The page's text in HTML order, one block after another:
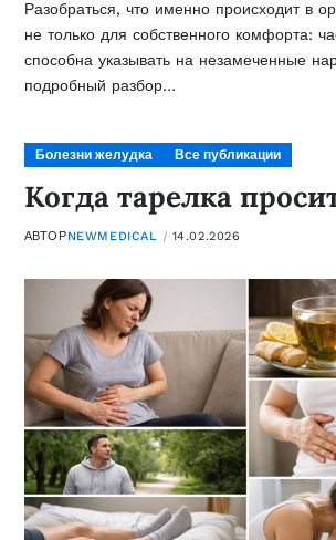
Разобраться, что именно происходит в
не только для собственного комфорта:
способна указывать на незамеченные
подробный разбор…
Болезни желудка Все публикации
Когда тарелка
АВТОРNEWMEDICAL 14.02.2026